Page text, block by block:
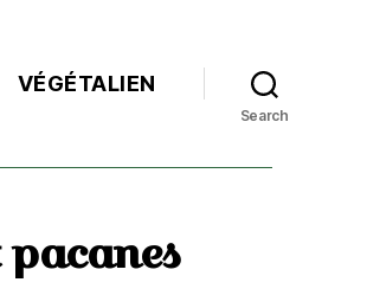
VÉGÉTALIEN
Search